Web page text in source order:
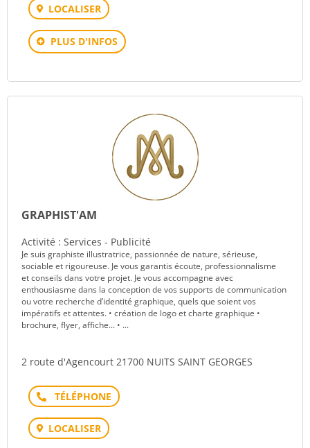
LOCALISER
PLUS D'INFOS
GRAPHIST'AM
Activité : Services - Publicité
Je suis graphiste illustratrice, passionnée de nature, sérieuse,
sociable et rigoureuse. Je vous garantis écoute, professionnalisme
et conseils dans votre projet. Je vous accompagne avec
enthousiasme dans la conception de vos supports de communication
ou votre recherche d’identité graphique, quels que soient vos
impératifs et attentes. • création de logo et charte graphique •
brochure, flyer, affiche... • ...
2 route d'Agencourt 21700 NUITS SAINT GEORGES
Téléphone
LOCALISER